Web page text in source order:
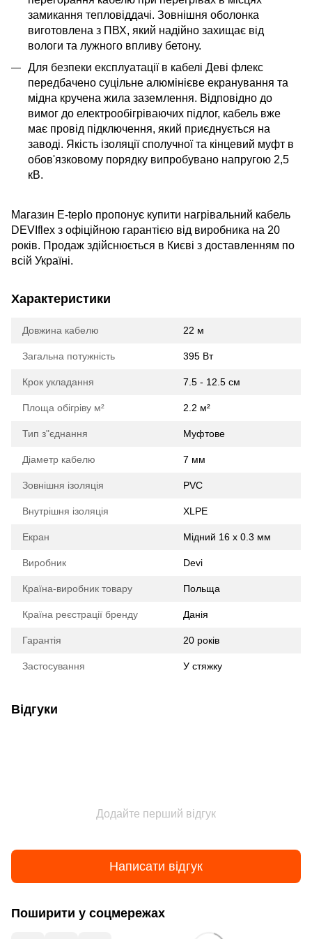
замикання тепловіддачі. Зовнішня оболонка
виготовлена з ПВХ, який надійно захищає від
вологи та лужного впливу бетону.
Для безпеки експлуатації в кабелі Деві флекс
передбачено суцільне алюмінієве екранування та
мідна кручена жила заземлення. Відповідно до
вимог до електрообігріваючих підлог, кабель вже
має провід підключення, який приєднується на
заводі. Якість ізоляції сполучної та кінцевий муфт в
обов'язковому порядку випробувано напругою 2,5
кВ.
Магазин E-teplo пропонує купити нагрівальний кабель
DEVIflex з офіційною гарантією від виробника на 20
років. Продаж здійснюється в Києві з доставленням по
всій Україні.
Характеристики
Довжина кабелю 22 м
Загальна потужність 395 Вт
Крок укладання 7.5 - 12.5 см
Площа обігріву м² 2.2 м²
Тип з"єднання Муфтове
Діаметр кабелю 7 мм
Зовнішня ізоляція PVC
Внутрішня ізоляція XLPE
Екран Мідний 16 х 0.3 мм
Виробник Devi
Країна-виробник товару Польща
Країна реєстрації бренду Данія
Гарантія 20 років
Застосування У стяжку
Відгуки
Додайте перший відгук
Написати відгук
Поширити у соцмережах